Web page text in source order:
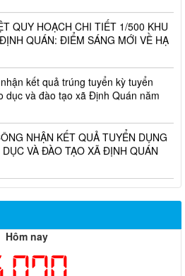
QUY HOẠCH CHI TIẾT 1/500 KHU
QUÁN: ĐIỂM SÁNG MỚI VỀ HẠ
kết quả trúng tuyển kỳ tuyển
và đào tạo xã Định Quán năm
NHẬN KẾT QUẢ TUYỂN DỤNG
VÀ ĐÀO TẠO XÃ ĐỊNH QUÁN
Hôm nay